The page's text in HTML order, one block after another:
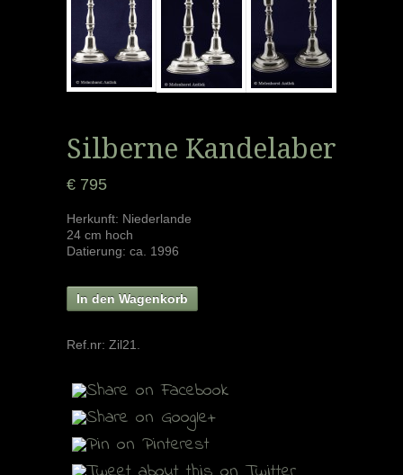
Silberne Kandelaber
€ 795
Herkunft: Niederlande
24 cm hoch
Datierung: ca. 1996
In den Wagenkorb
Ref.nr: Zil21